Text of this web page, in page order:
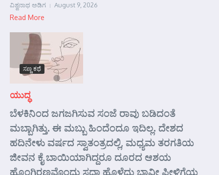
ವಿಶ್ವನಾಥ ಅಡಿಗ August 9, 2026
Read More
ಸಣ್ಣ ಕಥೆ
ಯುದ್ಧ
ಬೆಳಕಿನಿಂದ ಜಗಜಗಿಸುವ ಸಂಜೆ ರಾವು ಬಡಿದಂತೆ
ಮಬ್ಬಾಗಿತ್ತು. ಈ ಮಬ್ಬು ಹಿಂದೆಂದೂ ಇದಿಲ್ಲ. ದೇಶದ
ಹದಿನೇಳು ವರ್ಷದ ಸ್ವಾತಂತ್ರದಲ್ಲಿ, ಮಧ್ಯಮ ತರಗತಿಯ
ಜೀವನ ಕೈ ಬಾಯಿಯಾಗಿದ್ದರೂ ದೂರದ ಆಶಯ
ಹೊಂಗಿರಣವೊಂದು ಸದಾ ಹೊಳೆದು ಭಾವೀ ಪೀಳಿಗೆಯ